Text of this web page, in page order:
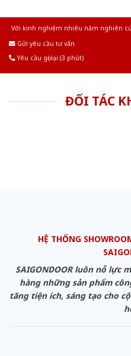
Với kinh nghiệm nhiêu năm nghiên
Gửi yêu cầu tư vấn
Yêu cầu gọi lại (3 phút)
ĐỐI TÁC
HỆ THỐNG
SAIGONDOOR luôn nỗ lực
hàng những sản phẩm
tăng tiện ích, sáng tạo cho